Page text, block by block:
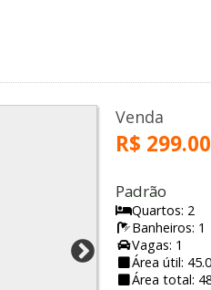
Venda
R$
Padrão
Quartos: 2
Banheiros: 1
Vagas: 1
Área útil:
Área total: